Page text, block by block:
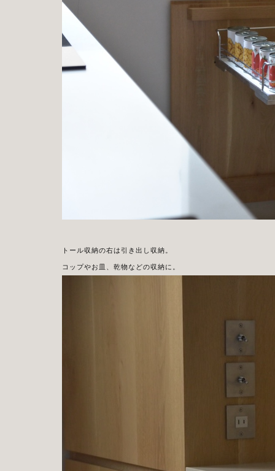
トール収納の右は引き出し収納。
コップやお皿、乾物などの収納に。